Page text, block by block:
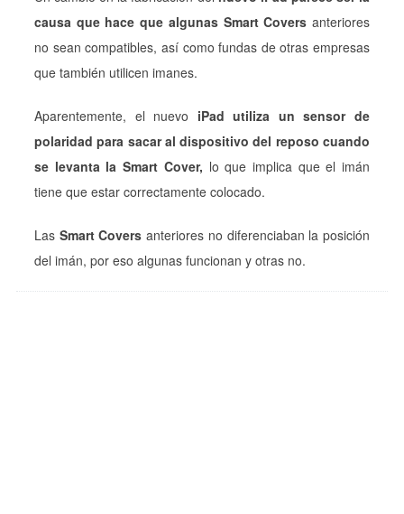
causa que hace que algunas Smart Covers anteriores
no sean compatibles, así como fundas de otras empresas
que también utilicen imanes.
Aparentemente, el nuevo iPad utiliza un sensor de
polaridad para sacar al dispositivo del reposo cuando
se levanta la Smart Cover, lo que implica que el imán
tiene que estar correctamente colocado.
Las Smart Covers anteriores no diferenciaban la posición
del imán, por eso algunas funcionan y otras no.